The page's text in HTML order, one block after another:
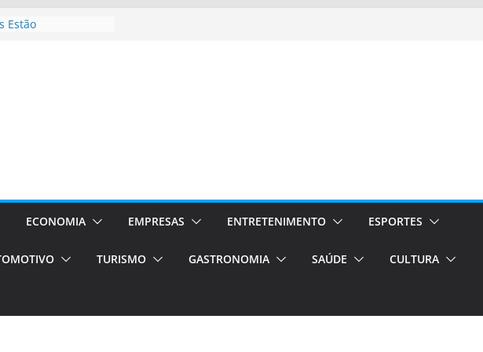
Estão
em Porto
de transfer,
de alto padrão
bolsas –
o segundo
únicas e
de volta!
ECONOMIA EMPRESAS ENTRETENIMENTO ESPORTES
TURISMO GASTRONOMIA SAÚDE CULTURA